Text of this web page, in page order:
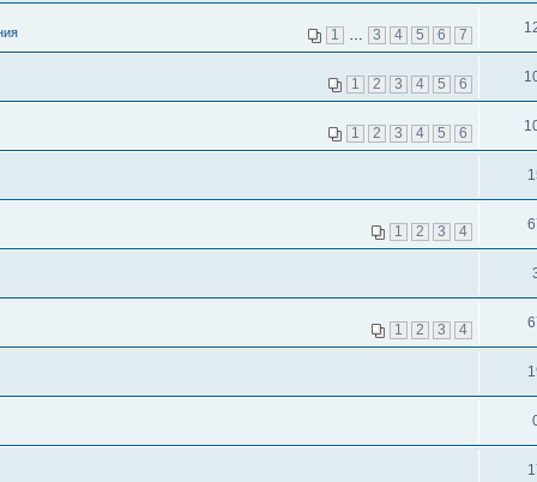
1 … 3 4 5 6 7
1 2 3 4 5 6
1 2 3 4 5 6
1 2 3 4
1 2 3 4